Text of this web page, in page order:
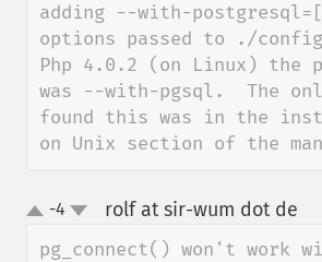
adding --with-
options passed to ./
Php 4.0.2 (on Linux) the
was --with-pgsql.  The
found this was in the
on Unix section of the
up-4 rolf at sir-wum dot de
pg_connect() won't work